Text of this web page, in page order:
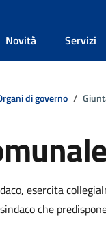
Novità Servizi
di governo
esercita
che